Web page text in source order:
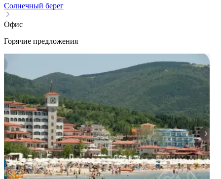
Солнечный берег
Офис
Горячие предложения